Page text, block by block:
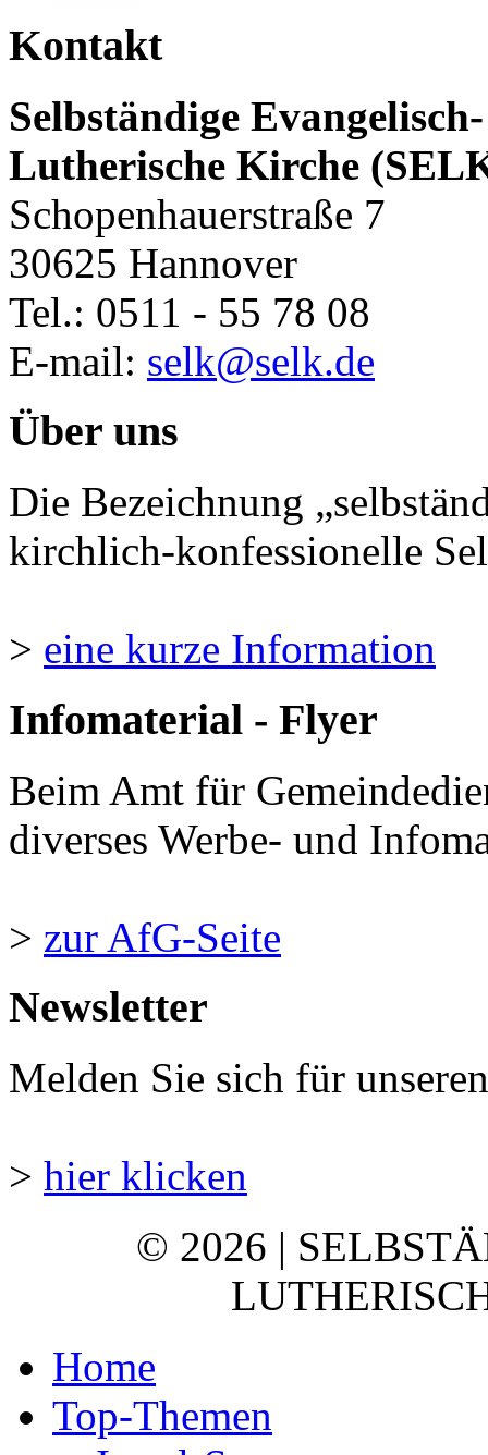
Kontakt
Selbständige Evangelisch-
Lutherische Kirche
Schopenhauerstraße 7
30625 Hannover
Tel.: 0511 - 55 78 08
E-mail: selk@selk.de
Über uns
Die Bezeichnung
kirchlich-konfessionelle
> eine kurze Information
Infomaterial - Flyer
Beim Amt für
diverses Werbe- und
> zur AfG-Seite
Newsletter
Melden Sie sich für
> hier klicken
© 2026 |
Home
Top-Themen